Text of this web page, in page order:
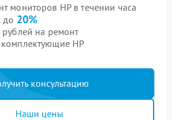
мониторов HP в течении часа
до 20%
на ремонт
HP
консультацию
Наши цены